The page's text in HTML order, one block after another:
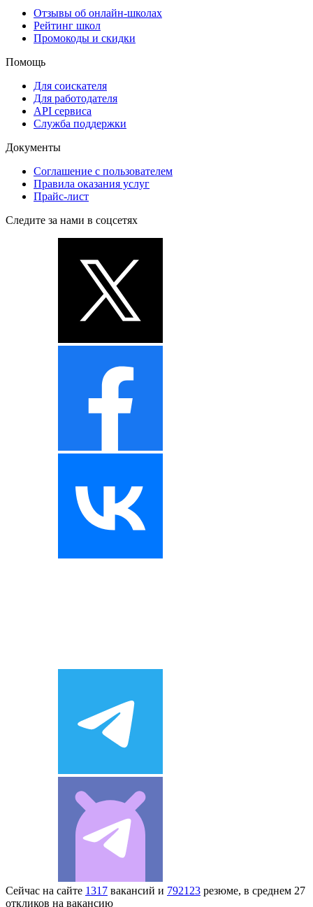
Отзывы об онлайн-школах
Рейтинг школ
Промокоды и скидки
Помощь
Для соискателя
Для работодателя
API сервиса
Служба поддержки
Документы
Соглашение с пользователем
Правила оказания услуг
Прайс-лист
Следите за нами в соцсетях
Сейчас на сайте 1317 вакансий и 792123 резюме, в среднем 27
откликов на вакансию